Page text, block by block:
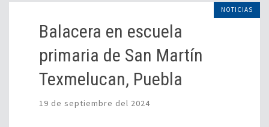
NOTICIAS
Balacera en escuela
primaria de San Martín
Texmelucan, Puebla
19 de septiembre del 2024